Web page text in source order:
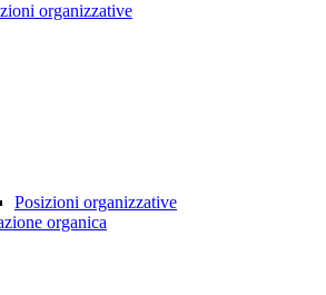
organizzative
Posizioni organizzative
organica